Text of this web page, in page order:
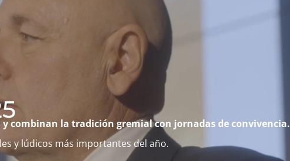
ycombinan la tradición gremial con jornadas de convivencia.
y lúdicos más importantes del año.